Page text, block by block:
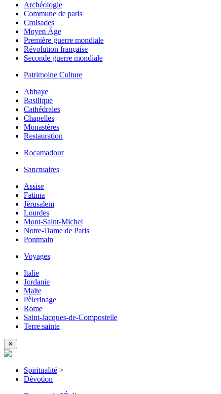
Archéologie
Commune de paris
Croisades
Moyen Âge
Première guerre mondiale
Révolution française
Seconde guerre mondiale
Patrimoine Culture
Abbaye
Basilique
Cathédrales
Chapelles
Monastères
Restauration
Rocamadour
Sanctuaires
Assise
Fatima
Jérusalem
Lourdes
Mont-Saint-Michel
Notre-Dame de Paris
Pontmain
Voyages
Italie
Jordanie
Malte
Pèlerinage
Rome
Saint-Jacques-de-Compostelle
Terre sainte
✕
Spiritualité >
Dévotion